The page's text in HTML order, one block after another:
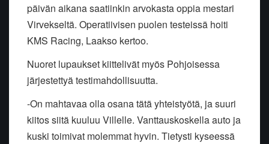
päivän aikana saatiinkin arvokasta oppia mestari
Virvekseltä. Operatiivisen puolen testeissä hoiti
KMS Racing, Laakso kertoo.
Nuoret lupaukset kiittelivät myös Pohjoisessa
järjestettyä testimahdollisuutta.
-On mahtavaa olla osana tätä yhteistyötä, ja suuri
kiitos siitä kuuluu Villelle. Vanttauskoskella auto ja
kuski toimivat molemmat hyvin. Tietysti kyseessä